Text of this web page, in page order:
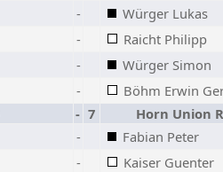
-
Würger Lukas
-
Raicht Philipp
-
Würger Simon
-
Böhm Erwin
- 7
Horn Union
-
Fabian Peter
-
Kaiser Guenter